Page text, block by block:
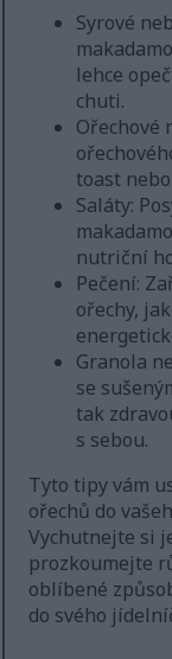
Syrové
lehce
chuti.
Ořechové
toast
Saláty:
nutriční
Pečení:
ořechy,
Granola
se
tak
s sebou.
Tyto tipy vám
ořechů do
Vychutnejte si
prozkoumejte
oblíbené
do svého